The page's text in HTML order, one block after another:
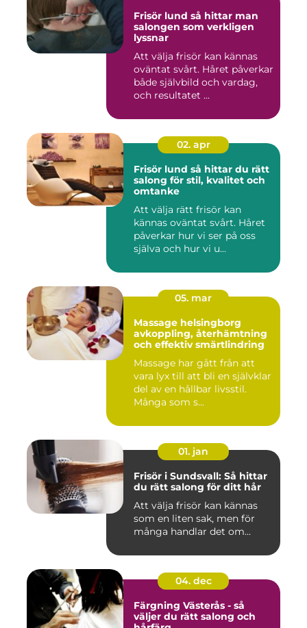
Frisör lund så hittar man
salongen som verkligen
lyssnar
Att välja frisör kan kännas
oväntat svårt. Håret påverkar
både självbild och vardag,
och resultatet ...
02. apr
Frisör lund så hittar du rätt
salong för stil, kvalitet och
omtanke
Att välja rätt frisör kan
kännas oväntat svårt. Håret
påverkar hur vi ser på oss
själva och hur vi u...
05. mar
Massage helsingborg
avkoppling, återhämtning
och effektiv smärtlindring
Massage har gått från att
vara lyx till att bli en självklar
del av en hållbar livsstil.
Många som s...
01. jan
Frisör i Sundsvall: Så hittar
du rätt salong för ditt hår
Att välja frisör kan kännas
som en liten sak, men för
många handlar det om...
04. dec
Färgning Västerås - så
väljer du rätt salong och